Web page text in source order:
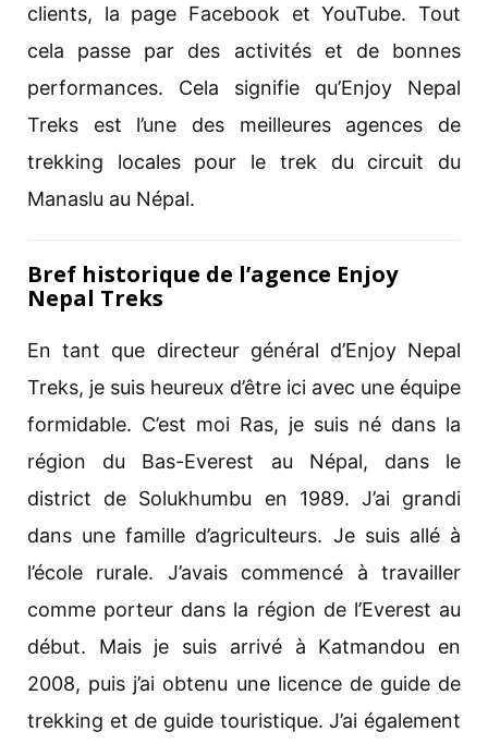
clients, la page Facebook et YouTube. Tout
cela passe par des activités et de bonnes
performances. Cela signifie qu’Enjoy Nepal
Treks est l’une des meilleures agences de
trekking locales pour le trek du circuit du
Manaslu au Népal.
Bref historique de l’agence Enjoy
Nepal Treks
En tant que directeur général d’Enjoy Nepal
Treks, je suis heureux d’être ici avec une équipe
formidable. C’est moi Ras, je suis né dans la
région du Bas-Everest au Népal, dans le
district de Solukhumbu en 1989. J’ai grandi
dans une famille d’agriculteurs. Je suis allé à
l’école rurale. J’avais commencé à travailler
comme porteur dans la région de l’Everest au
début. Mais je suis arrivé à Katmandou en
2008, puis j’ai obtenu une licence de guide de
trekking et de guide touristique. J’ai également